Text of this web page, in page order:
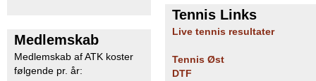
Medlemskab
Medlemskab af ATK koster
følgende pr. år:
Tennis Links
Live tennis resultater
Tennis Øst
DTF